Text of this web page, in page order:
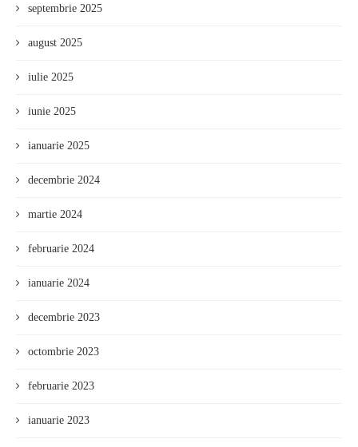
septembrie 2025
august 2025
iulie 2025
iunie 2025
ianuarie 2025
decembrie 2024
martie 2024
februarie 2024
ianuarie 2024
decembrie 2023
octombrie 2023
februarie 2023
ianuarie 2023